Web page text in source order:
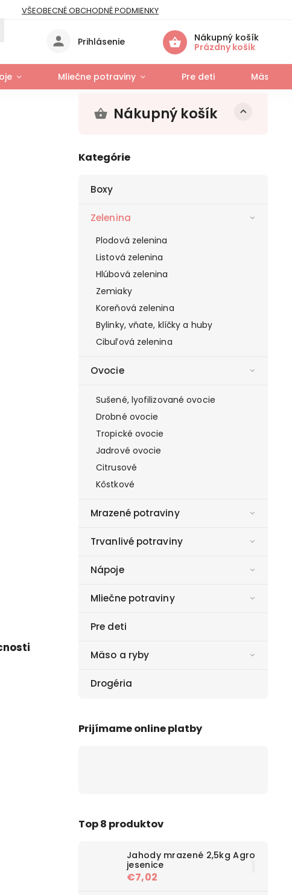
VŠEOBECNÉ OBCHODNÉ PODMIENKY
Nákupný košík
Prázdny košík
Prihlásenie
Mliečne potraviny Pre deti Mäso a
Nákupný košík
Kategórie
Boxy
Zelenina
Plodová zelenina
Listová zelenina
Hlúbová zelenina
Zemiaky
Koreňová zelenina
Bylinky, vňate, klíčky a huby
Cibuľová zelenina
Ovocie
Sušené, lyofilizované ovocie
Drobné ovocie
Tropické ovocie
Jadrové ovocie
Citrusové
Kôstkové
Mrazené potraviny
Trvanlivé potraviny
Nápoje
Mliečne potraviny
Pre deti
Mäso a ryby
Drogéria
Prijímame online platby
Top 8 produktov
Jahody mrazené 2,5kg Agro
jesenice
€7,02